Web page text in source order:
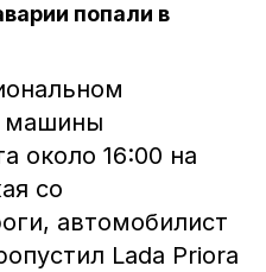
попали в
машины
около 16:00 на
со
автомобилист
Lada Priora